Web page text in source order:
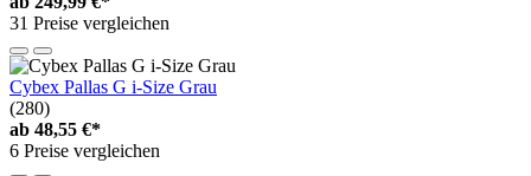
31 Preise vergleichen
Cybex Pallas G i-Size Grau
(280)
ab 48,55 €*
6 Preise vergleichen